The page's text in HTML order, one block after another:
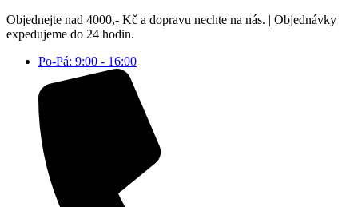
Přejít
k
Objednejte nad 4000,- Kč a dopravu nechte na nás. | Objednávky
expedujeme do 24 hodin.
Po-Pá: 9:00 - 16:00